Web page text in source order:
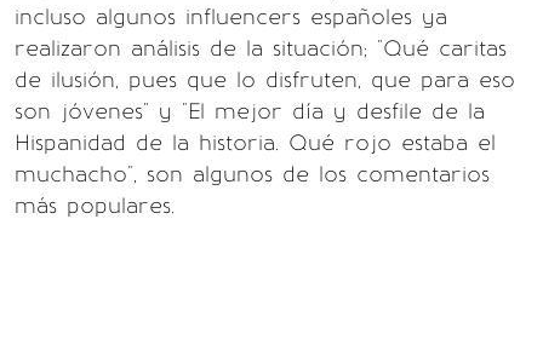
incluso algunos influencers españoles ya
realizaron análisis de la situación; "Qué caritas
de ilusión, pues que lo disfruten, que para eso
son jóvenes" y "El mejor día y desfile de la
Hispanidad de la historia. Qué rojo estaba el
muchacho", son algunos de los comentarios
más populares.